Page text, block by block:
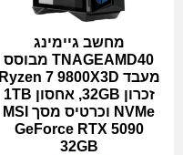
מחשב גיימינג
TNAGEAMD40 מבוסס
מעבד Ryzen 7 9800X3D
זכרון 32GB, אחסון 1TB
NVMe וכרטיס מסך MSI
GeForce RTX 5090
32GB